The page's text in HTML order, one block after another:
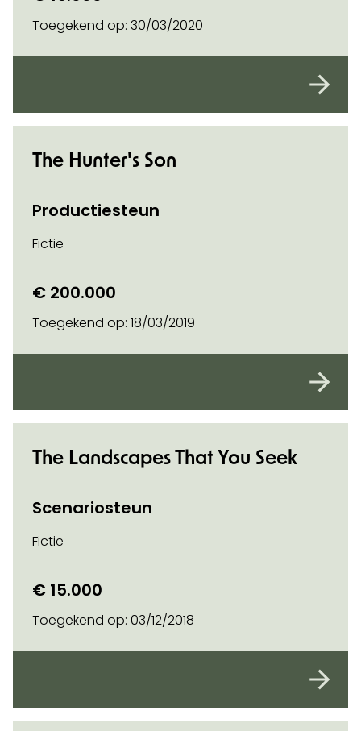
Toegekend op: 30/03/2020
The Hunter's Son
Productiesteun
Fictie
€ 200.000
Toegekend op: 18/03/2019
The Landscapes That You Seek
Scenariosteun
Fictie
€ 15.000
Toegekend op: 03/12/2018